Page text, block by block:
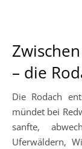
– die
Die Rodach
mündet bei
sanfte,
Uferwäldern,